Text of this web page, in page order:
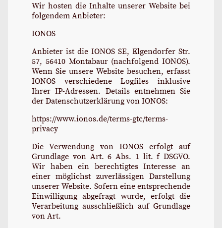
Wir hosten die Inhalte unserer Website bei
folgendem Anbieter:
IONOS
Anbieter ist die IONOS SE, Elgendorfer Str.
57, 56410 Montabaur (nachfolgend IONOS).
Wenn Sie unsere Website besuchen, erfasst
IONOS verschiedene Logfiles inklusive
Ihrer IP-Adressen. Details entnehmen Sie
der Datenschutzerklärung von IONOS:
https://www.ionos.de/terms-gtc/terms-
privacy
Die Verwendung von IONOS erfolgt auf
Grundlage von Art. 6 Abs. 1 lit. f DSGVO.
Wir haben ein berechtigtes Interesse an
einer möglichst zuverlässigen Darstellung
unserer Website. Sofern eine entsprechende
Einwilligung abgefragt wurde, erfolgt die
Verarbeitung ausschließlich auf Grundlage
von Art.